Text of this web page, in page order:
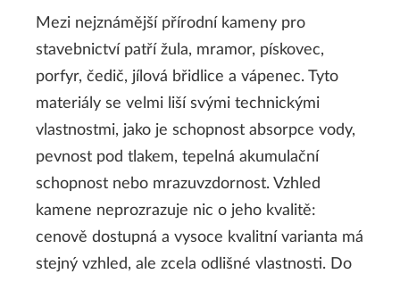
Mezi nejznámější přírodní kameny pro
stavebnictví patří žula, mramor, pískovec,
porfyr, čedič, jílová břidlice a vápenec. Tyto
materiály se velmi liší svými technickými
vlastnostmi, jako je schopnost absorpce vody,
pevnost pod tlakem, tepelná akumulační
schopnost nebo mrazuvzdornost. Vzhled
kamene neprozrazuje nic o jeho kvalitě:
cenově dostupná a vysoce kvalitní varianta má
stejný vzhled, ale zcela odlišné vlastnosti. Do